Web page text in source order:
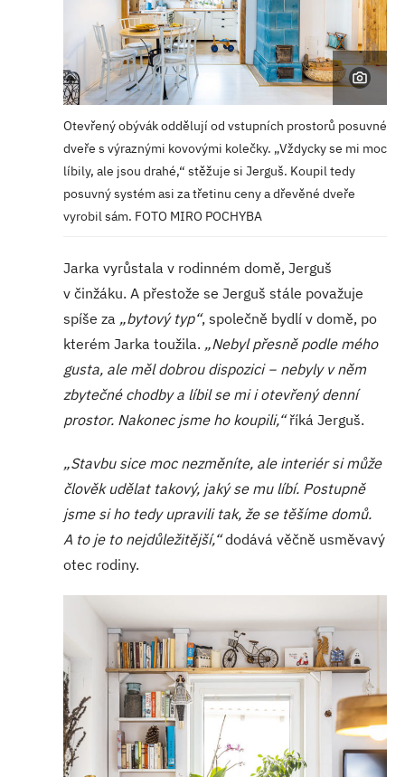
Otevřený obývák oddělují od vstupních prostorů posuvné
dveře s výraznými kovovými kolečky. „Vždycky se mi moc
líbily, ale jsou drahé,“ stěžuje si Jerguš. Koupil tedy
posuvný systém asi za třetinu ceny a dřevěné dveře
vyrobil sám. FOTO MIRO POCHYBA
Jarka vyrůstala v rodinném domě, Jerguš
v činžáku. A přestože se Jerguš stále považuje
spíše za „bytový typ“, společně bydlí v domě, po
kterém Jarka toužila. „Nebyl přesně podle mého
gusta, ale měl dobrou dispozici − nebyly v něm
zbytečné chodby a líbil se mi i otevřený denní
prostor. Nakonec jsme ho koupili,“říká Jerguš.
„Stavbu sice moc nezměníte, ale interiér si může
člověk udělat takový, jaký se mu líbí. Postupně
jsme si ho tedy upravili tak, že se těšíme domů.
A to je to nejdůležitější,“dodává věčně usměvavý
otec rodiny.